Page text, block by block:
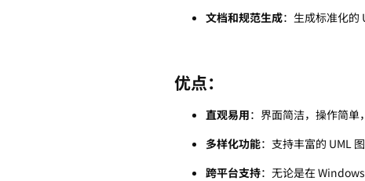
文档和规范生成：生成标准化的
优点：
直观易用：界面简洁，操作简单
多样化功能：支持丰富的 UML
跨平台支持：无论是在